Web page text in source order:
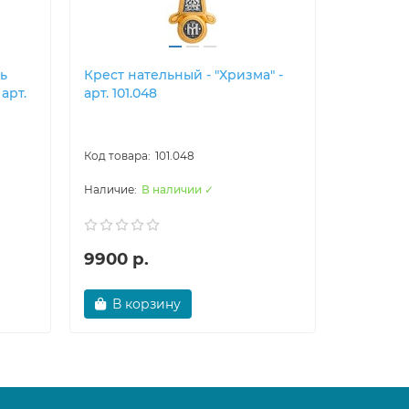
Крест нательный - "Хризма" -
арт. 101.048
101.048
В наличии ✓
9900 р.
В корзину